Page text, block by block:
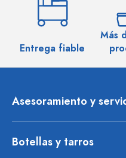
Entrega fiable
Más
Asesoramiento y
Botellas y tarros